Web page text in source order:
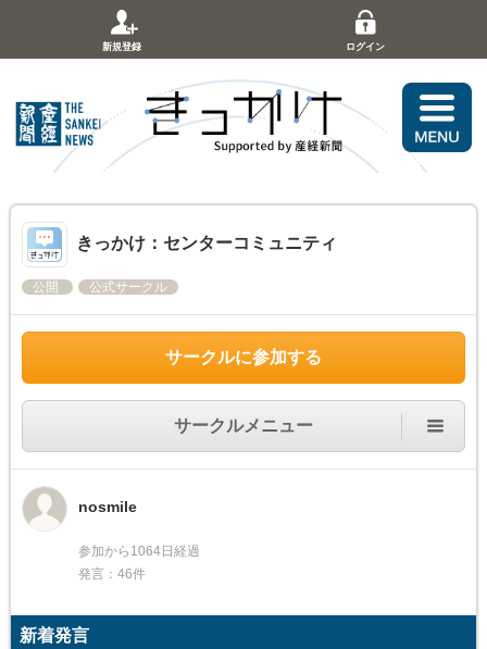
新規登録 ログイン
きっかけ：センターコミュニティ
公開 公式サークル
サークルに参加する
サークルメニュー
nosmile
参加から1064日経過
発言：46件
新着発言